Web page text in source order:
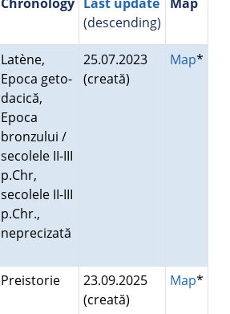
(descending)
Latène,
Epoca geto-
dacică,
Epoca
bronzului /
secolele II-III
p.Chr,
secolele II-III
p.Chr.,
neprecizată
25.07.2023
(creată)
Map*
Preistorie
23.09.2025
(creată)
Map*